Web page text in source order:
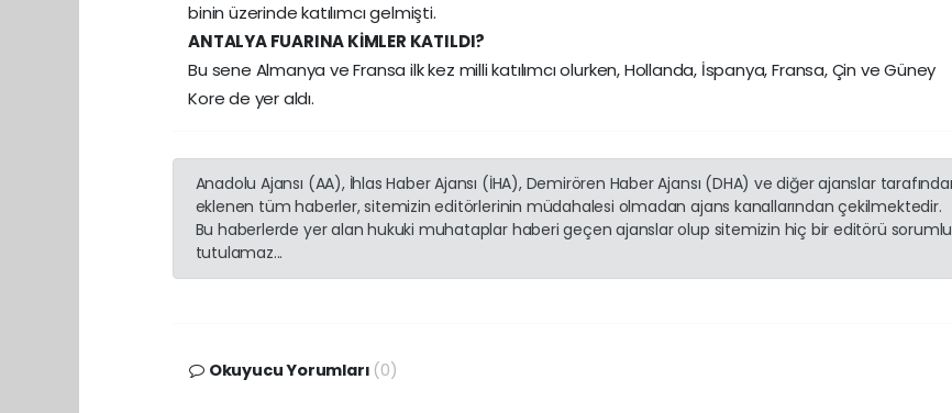
binin üzerinde katılımcı gelmişti.
ANTALYA FUARINA KİMLER KATILDI?
Bu sene Almanya ve Fransa ilk kez milli katılımcı olurken, Hollanda, İspanya, Fransa, Çin ve Güney
Kore de yer aldı.
Anadolu Ajansı (AA), İhlas Haber Ajansı (İHA), Demirören Haber Ajansı (DHA) ve diğer ajanslar
eklenen tüm haberler, sitemizin editörlerinin müdahalesi olmadan ajans kanallarından çekilmektedir.
Bu haberlerde yer alan hukuki muhataplar haberi geçen ajanslar olup sitemizin hiç bir editörü sorumlu
tutulamaz...
Okuyucu Yorumları (0)